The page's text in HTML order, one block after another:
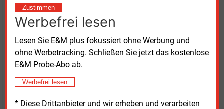
Zustimmen
Werbefrei lesen
Lesen Sie E&M plus fokussiert ohne Werbung und
ohne Werbetracking. Schließen Sie jetzt das kostenlose
E&M Probe-Abo ab.
Werbefrei lesen
* Diese Drittanbieter und wir erheben und verarbeiten
Innenfinanzierung begrenzt
Um ihre finanzielle Leistungsfähigkeit zu stärken,
setzen die Stadtwerke zunächst auf Maßnahmen der
Innenfinanzierung. Am häufigsten nannten die
Befragten Kostensenkungen mit 84 Prozent. Es
folgen die Gewinnthesaurierung mit 77 Prozent sowie
eine optimierte Investitionsplanung mit 76 Prozent.